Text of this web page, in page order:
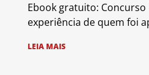
Ebook gratuito: Concurso
experiência de quem foi
LEIA MAIS